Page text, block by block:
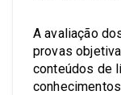
A avaliação
provas
conteúdos de